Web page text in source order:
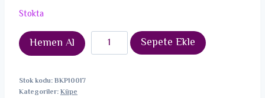
Stokta
Hemen Al
Pirinç
Gold
Sepete Ekle
Stok kodu:BKP10017
Kategoriler:Küpe